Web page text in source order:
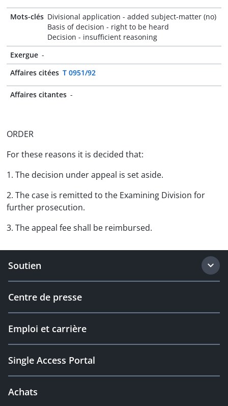
Mots-clés Divisional application - added subject-matter (no)
Basis of decision - right to be heard
Decision - insufficient reasoning
Exergue -
Affaires citées T 0951/92
Affaires citantes -
ORDER
For these reasons it is decided that:
1. The decision under appeal is set aside.
2. The case is remitted to the Examining Division for
further prosecution.
3. The appeal fee shall be reimbursed.
Soutien
Centre de presse
Emploi et carrière
Single Access Portal
Achats